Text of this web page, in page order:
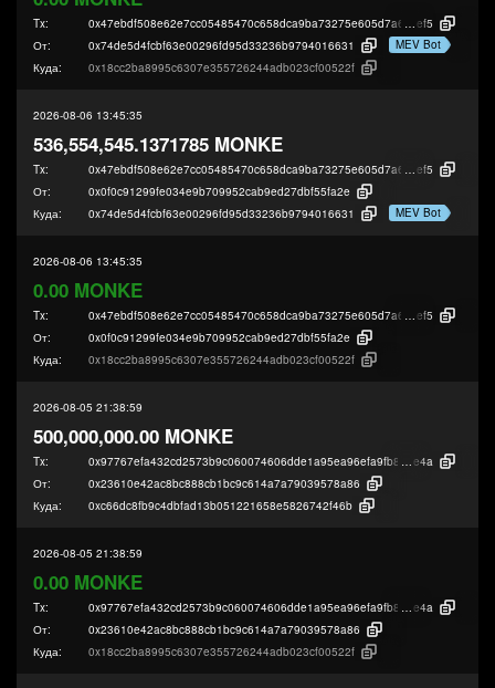
Tx: 0x47ebdf508e62e7cc05485470c658dca9ba73275e605d7a60a339ac2b0ba4e
ef5
От:
0x74de5d4fcbf63e00296fd95d33236b9794016631
MEV Bot
Куда:
0x18cc2ba8995c6307e355726244adb023cf00522f
2026-08-06 13:45:35
536,554,545.1371785 MONKE
Tx: 0x47ebdf508e62e7cc05485470c658dca9ba73275e605d7a60a339ac2b0ba4e
ef5
От:
0x0f0c91299fe034e9b709952cab9ed27dbf55fa2e
Куда:
0x74de5d4fcbf63e00296fd95d33236b9794016631 MEV Bot
2026-08-06 13:45:35
0.00 MONKE
Tx: 0x47ebdf508e62e7cc05485470c658dca9ba73275e605d7a60a339ac2b0ba4e
ef5
От:
0x0f0c91299fe034e9b709952cab9ed27dbf55fa2e
Куда:
0x18cc2ba8995c6307e355726244adb023cf00522f
2026-08-05 21:38:59
500,000,000.00 MONKE
Tx: 0x97767efa432cd2573b9c060074606dde1a95ea96efa9fb869abc90b6baba4
e4a
От:
0x23610e42ac8bc888cb1bc9c614a7a79039578a86
Куда:
0xc66dc8fb9c4dbfad13b051221658e5826742f46b
2026-08-05 21:38:59
0.00 MONKE
Tx: 0x97767efa432cd2573b9c060074606dde1a95ea96efa9fb869abc90b6baba4
e4a
От:
0x23610e42ac8bc888cb1bc9c614a7a79039578a86
Куда:
0x18cc2ba8995c6307e355726244adb023cf00522f